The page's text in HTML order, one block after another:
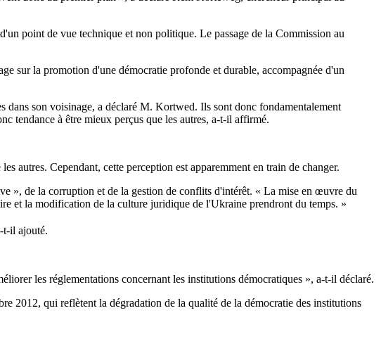
point de vue technique et non politique. Le passage de la Commission au
sur la promotion d'une démocratie profonde et durable, accompagnée d'un
dans son voisinage, a déclaré M. Kortwed. Ils sont donc fondamentalement
tendance à être mieux perçus que les autres, a-t-il affirmé.
autres. Cependant, cette perception est apparemment en train de changer.
», de la corruption et de la gestion de conflits d'intérêt. « La mise en œuvre du
et la modification de la culture juridique de l'Ukraine prendront du temps. »
t-il ajouté.
les réglementations concernant les institutions démocratiques », a-t-il déclaré.
2012, qui reflètent la dégradation de la qualité de la démocratie des institutions